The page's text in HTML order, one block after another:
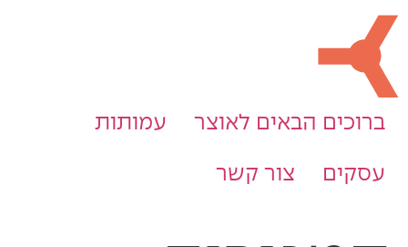
ברוכים הבאים לאוצר עמותות
עסקים צור קשר